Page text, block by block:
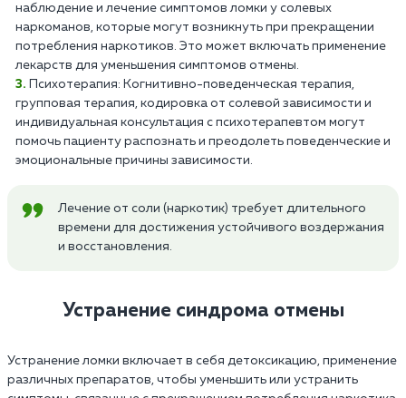
наблюдение и лечение симптомов ломки у солевых
наркоманов, которые могут возникнуть при прекращении
потребления наркотиков. Это может включать применение
лекарств для уменьшения симптомов отмены.
Психотерапия: Когнитивно-поведенческая терапия,
групповая терапия, кодировка от солевой зависимости и
индивидуальная консультация с психотерапевтом могут
помочь пациенту распознать и преодолеть поведенческие и
эмоциональные причины зависимости.
Лечение от соли (наркотик) требует длительного
времени для достижения устойчивого воздержания
и восстановления.
Устранение синдрома отмены
Устранение ломки включает в себя детоксикацию, применение
различных препаратов, чтобы уменьшить или устранить